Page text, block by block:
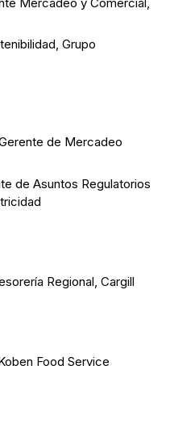
Grupo
de Mercadeo
de Asuntos Regulatorios
Regional, Cargill
Food Service